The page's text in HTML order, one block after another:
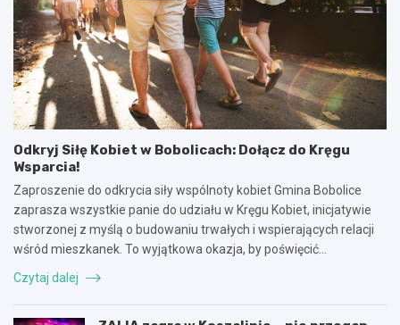
Odkryj Siłę Kobiet w Bobolicach: Dołącz do Kręgu
Wsparcia!
Zaproszenie do odkrycia siły wspólnoty kobiet Gmina Bobolice
zaprasza wszystkie panie do udziału w Kręgu Kobiet, inicjatywie
stworzonej z myślą o budowaniu trwałych i wspierających relacji
wśród mieszkanek. To wyjątkowa okazja, by poświęcić…
Czytaj dalej